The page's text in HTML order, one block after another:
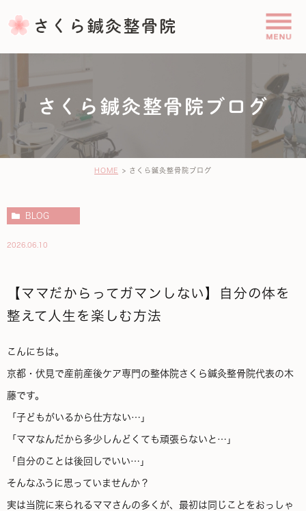
さくら鍼灸整骨院ブログ
HOME さくら鍼灸整骨院ブログ
BLOG
2026.06.10
【ママだからってガマンしない】自分の体を
整えて人生を楽しむ方法
こんにちは。
京都・伏見で産前産後ケア専門の整体院さくら鍼灸整骨院代表の木
藤です。
「子どもがいるから仕方ない…」
「ママなんだから多少しんどくても頑張らないと…」
「自分のことは後回しでいい…」
そんなふうに思っていませんか？
実は当院に来られるママさんの多くが、最初は同じことをおっしゃ